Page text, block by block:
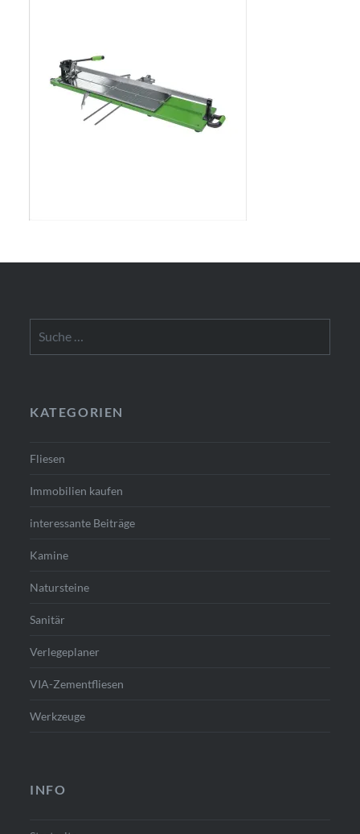
nach:
KATEGORIEN
Fliesen
Immobilien kaufen
interessante Beiträge
Kamine
Natursteine
Sanitär
Verlegeplaner
VIA-Zementfliesen
Werkzeuge
INFO